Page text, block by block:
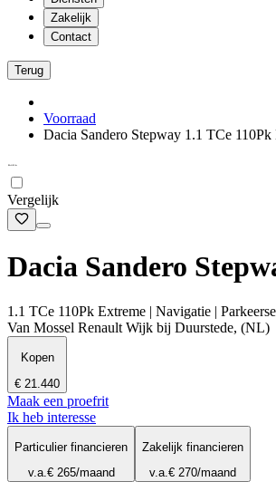
Zakelijk
Contact
Terug
Voorraad
Dacia Sandero Stepway 1.1 TCe 110Pk
Vergelijk
Dacia Sandero
1.1 TCe 110Pk Extreme | Navigatie |
Van Mossel Renault Wijk bij Duurstede, (NL)
Kopen
€ 21.440
Maak een proefrit
Ik heb interesse
Particulier financieren
v.a.€ 265/maand
Zakelijk financieren
v.a.€ 270/maand